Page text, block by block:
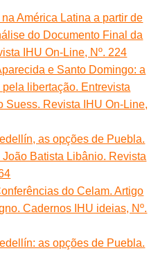
América Latina a partir de
do Documento Final da
IHU On-Line, Nº. 224
e Santo Domingo: a
pela libertação. Entrevista
Suess. Revista IHU On-Line,
as opções de Puebla.
Batista Libânio. Revista
do Celam. Artigo
Cadernos IHU ideias, Nº.
as opções de Puebla.